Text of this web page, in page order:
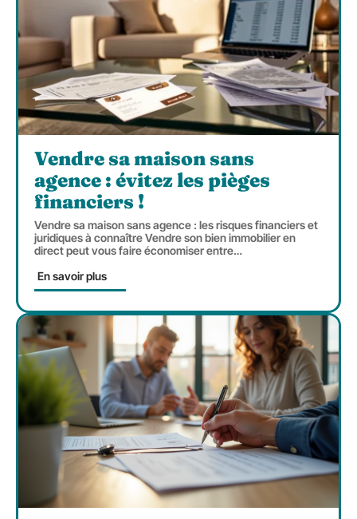
Vendre sa maison sans
agence : évitez les pièges
financiers !
Vendre sa maison sans agence : les risques financiers et
juridiques à connaître Vendre son bien immobilier en
direct peut vous faire économiser entre…
En savoir plus